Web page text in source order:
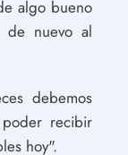
algo bueno
nuevo al
debemos
recibir
hoy".